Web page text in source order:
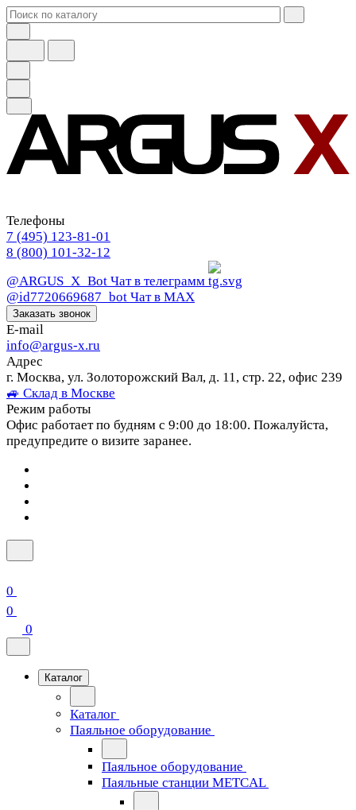
Телефоны
7 (495) 123-81-01
8 (800) 101-32-12
@ARGUS_X_Bot Чат в телеграмм
@id7720669687_bot Чат в МАХ
Заказать звонок
E-mail
info@argus-x.ru
Адрес
г. Москва, ул. Золоторожский Вал, д. 11, стр. 22, офис 239
🚙 Склад в Москве
Режим работы
Офис работает по будням с 9:00 до 18:00. Пожалуйста,
предупредите о визите заранее.
0
0
0
Каталог
Каталог
Паяльное оборудование
Паяльное оборудование
Паяльные станции METCAL